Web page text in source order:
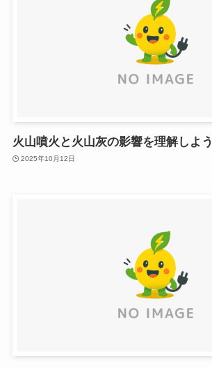
火山噴火と火山灰の影響を理解しよう
2025年10月12日